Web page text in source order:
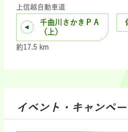
上信越自動車道
千曲川さかきＰＡ
（上）
約17.5 km
イベント・キャンペ